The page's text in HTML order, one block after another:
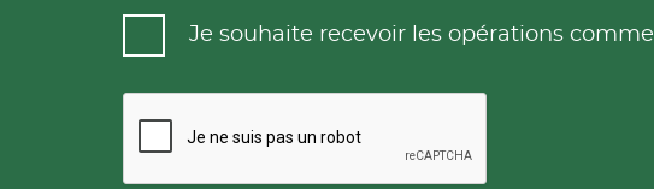
Je souhaite recevoir les opérations